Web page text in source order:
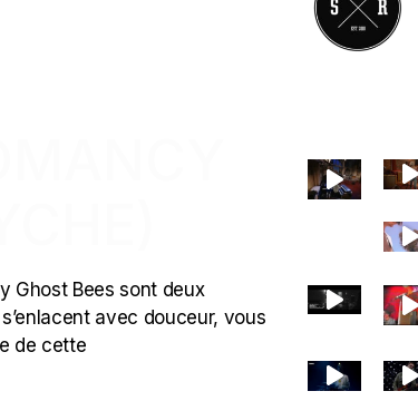
Ghost Bees sont deux
avec douceur, vous
de cette